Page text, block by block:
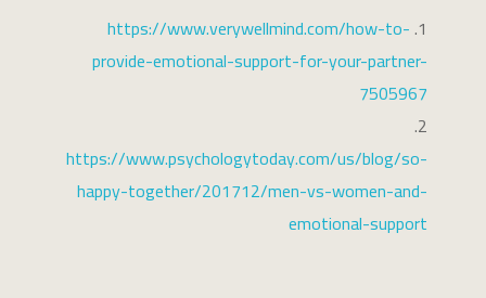
https://www.verywellmind.com/how-to-
provide-emotional-support-for-your-partner-
7505967
https://www.psychologytoday.com/us/blog/so-
happy-together/201712/men-vs-women-and-
emotional-support